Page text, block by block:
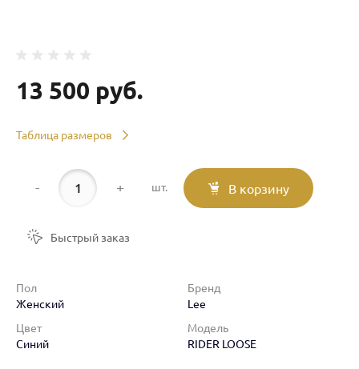
13 500 руб.
Таблица размеров
- + шт. В корзину
Быстрый заказ
Пол
Женский
Бренд
Lee
Цвет
Синий
Модель
RIDER LOOSE